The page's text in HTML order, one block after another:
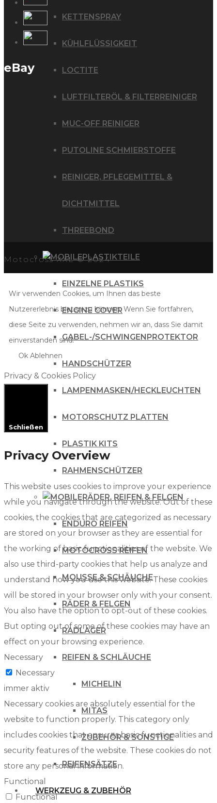
KETTENSPRAY
KÜHLFLÜSSIGKEIT
LOCTITE
LUFTFILTERÖL & FILTERREINIGER
MUC-OFF REINIGER
PUTOLINE SCHMIERSTOFFE
REINIGER, PFLEGEMITTEL &
DICHTMITTEL
THREEBOND
PLASTIKTEILE
EINZELNE PLASTIKS
ENGINE COVER
GABEL-/SCHWINGENPROTEKTOR
HANDSCHÜTZER
LAMPENMASKEN/HECKLEUCHTEN
MOTORSCHUTZ PLATTEN
PLASTIK KITS
RAHMENSCHÜTZER
RÄDER, REIFEN & FELGEN
ENDURO REIFEN
MOTOCROSS REIFEN
MOUSSE & SCHÄUCHE
RÄDER & FELGEN
RADLAGER
REIFEN & SCHLÄUCHE
MICHELIN
MITAS
ZUBEHÖR & SONSTIGE
REIFENSÄTZE
WERKZEUG & ZUBEHÖR
eBay
Motocross XXL © 2024
Wir verwenden Cookies, um Ihnen das beste
Nutzererlebnis bieten zu können. Wenn Sie fortfahren,
diese Seite zu verwenden, nehmen wir an, dass Sie damit
einverstanden sind.
Ok Ablehnen
Privacy & Cookies Policy
Schließen
Privacy Overview
This website uses cookies to improve your experience
while you navigate through the website. Out of these
cookies, the cookies that are categorized as necessary
are stored on your browser as they are essential for
the working of basic functionalities of the website. We
also use third-party cookies that help us analyze and
understand how you use this website. These cookies
will be stored in your browser only with your consent.
You also have the option to opt-out of these cookies.
But opting out of some of these cookies may have an
effect on your browsing experience.
Necessary
Necessary
immer aktiv
Necessary cookies are absolutely essential for the
website to function properly. This category only
includes cookies that ensures basic functionalities and
security features of the website. These cookies do not
store any personal information.
Functional
Functional